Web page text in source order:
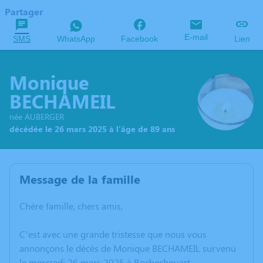
Partager
SMS WhatsApp Facebook E-mail Lien
Monique
BECHAMEIL
née AUBERGER
décédée le 26 mars 2025 à l'âge de 89 ans
Message de la famille
Chère famille, chers amis,
C’est avec une grande tristesse que nous vous
annonçons le décès de Monique BECHAMEIL survenu